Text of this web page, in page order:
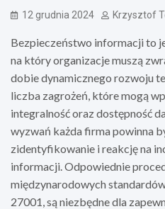
12 grudnia 2024 Krzysztof
Bezpieczeństwo informacji to
na który organizacje muszą
dobie dynamicznego rozwoju
liczba zagrożeń, które mogą
integralność oraz dostępność
wyzwań każda firma powinna
zidentyfikowanie i reakcję na
informacji. Odpowiednie
międzynarodowych
27001, są niezbędne dla